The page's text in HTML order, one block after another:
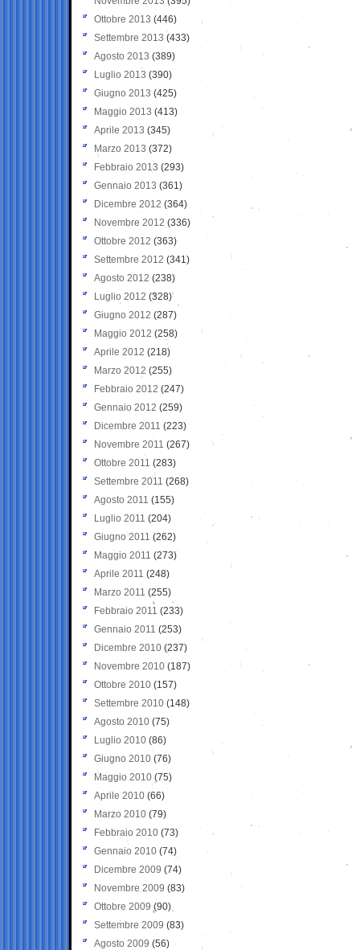
Ottobre 2013 (446)
Settembre 2013 (433)
Agosto 2013 (389)
Luglio 2013 (390)
Giugno 2013 (425)
Maggio 2013 (413)
Aprile 2013 (345)
Marzo 2013 (372)
Febbraio 2013 (293)
Gennaio 2013 (361)
Dicembre 2012 (364)
Novembre 2012 (336)
Ottobre 2012 (363)
Settembre 2012 (341)
Agosto 2012 (238)
Luglio 2012 (328)
Giugno 2012 (287)
Maggio 2012 (258)
Aprile 2012 (218)
Marzo 2012 (255)
Febbraio 2012 (247)
Gennaio 2012 (259)
Dicembre 2011 (223)
Novembre 2011 (267)
Ottobre 2011 (283)
Settembre 2011 (268)
Agosto 2011 (155)
Luglio 2011 (204)
Giugno 2011 (262)
Maggio 2011 (273)
Aprile 2011 (248)
Marzo 2011 (255)
Febbraio 2011 (233)
Gennaio 2011 (253)
Dicembre 2010 (237)
Novembre 2010 (187)
Ottobre 2010 (157)
Settembre 2010 (148)
Agosto 2010 (75)
Luglio 2010 (86)
Giugno 2010 (76)
Maggio 2010 (75)
Aprile 2010 (66)
Marzo 2010 (79)
Febbraio 2010 (73)
Gennaio 2010 (74)
Dicembre 2009 (74)
Novembre 2009 (83)
Ottobre 2009 (90)
Settembre 2009 (83)
Agosto 2009 (56)